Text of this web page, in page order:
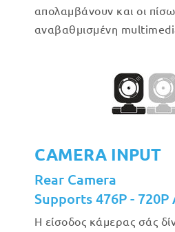
απολαμβάνουν και οι
αναβαθμισμένη
CAMERA INPUT
Rear Camera
Supports 476P - 720P
Η είσοδος κάμερας σάς